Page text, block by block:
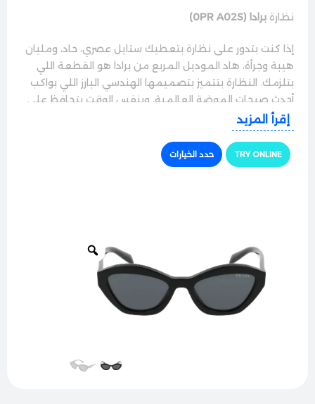
نظارة برادا (0PR A02S)
إذا كنت بتدور على نظارة بتعطيك ستايل عصري، حاد، ومليان
هيبة وجرأة، هاد الموديل المربع من برادا هو القطعة اللي
بتلزمك. النظارة بتتميز بتصميمها الهندسي البارز اللي بواكب
أحدث صيحات الموضة العالمية، وبنفس الوقت بتحافظ على
اللمسة الفخمة والبرستيج الخاص بالماركة الإيطالية العريقة،
لتكون رفيقك المثالي في السواقة، الشغل، وكل مشاويرك.
الجودة والراحة
الأنف أو ورا الأذن، وبضمن لك راحة تامة طول فترة اللبس.
حماية وأداء ممتاز
مجهزة بعدسات برادا الأصلية فائقة النقاء والجودة، بتوفر
حماية كاملة 100% من أشعة الشمس والأشعة فوق
عشان تريّح عينك بالكامل وتضمن لك رؤية واضحة ونقية جداً
إقرأ المزيد
TRY ONLINE حدد الخيارات